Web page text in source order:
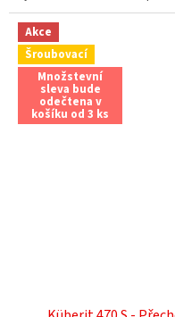
Akce
Šroubovací
Množstevní
sleva bude
odečtena v
košíku od 3 ks